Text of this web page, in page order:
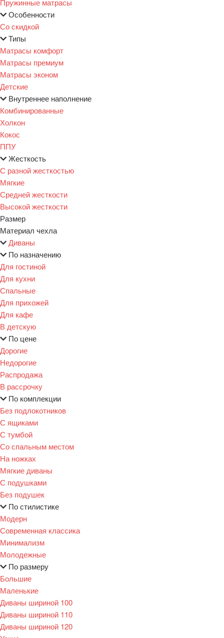
Пружинные матрасы
Особенности
Со скидкой
Типы
Матрасы комфорт
Матрасы премиум
Матрасы эконом
Детские
Внутреннее наполнение
Комбинированные
Холкон
Кокос
ППУ
Жесткость
С разной жесткостью
Мягкие
Средней жесткости
Высокой жесткости
Размер
Материал чехла
Диваны
По назначению
Для гостиной
Для кухни
Спальные
Для прихожей
Для кафе
В детскую
По цене
Дорогие
Недорогие
Распродажа
В рассрочку
По комплекции
Без подлокотников
С ящиками
С тумбой
Со спальным местом
На ножках
Мягкие диваны
С подушками
Без подушек
По стилистике
Модерн
Современная классика
Минимализм
Молодежные
По размеру
Большие
Маленькие
Диваны шириной 100
Диваны шириной 110
Диваны шириной 120